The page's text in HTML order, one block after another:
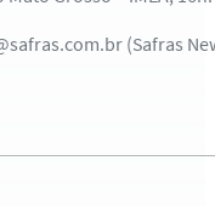
(Safras